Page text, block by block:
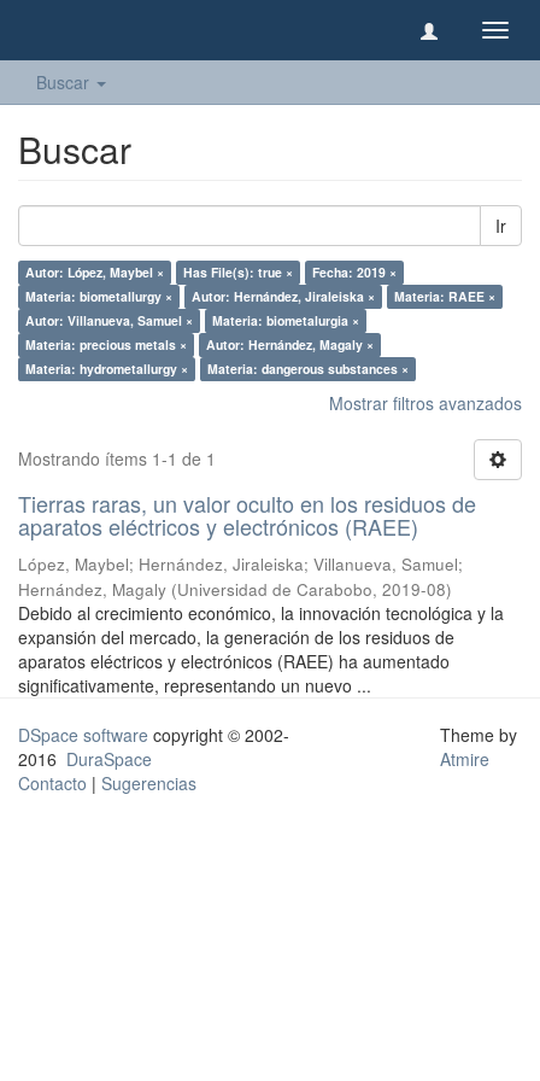
Buscar
Buscar
Ir
Autor: López, Maybel × Has File(s): true ×
Fecha: 2019 ×
Materia: biometallurgy ×
Autor: Hernández, Jiraleiska ×
Materia: RAEE ×
Autor: Villanueva, Samuel ×
Materia: biometalurgia ×
Materia: precious metals ×
Autor: Hernández, Magaly ×
Materia: hydrometallurgy ×
Materia: dangerous substances ×
Mostrar filtros avanzados
Mostrando ítems 1-1 de 1
Tierras raras, un valor oculto en los residuos de
aparatos eléctricos y electrónicos (RAEE)
López, Maybel; Hernández, Jiraleiska; Villanueva, Samuel;
Hernández, Magaly (Universidad de Carabobo, 2019-08)
Debido al crecimiento económico, la innovación tecnológica y la
expansión del mercado, la generación de los residuos de
aparatos eléctricos y electrónicos (RAEE) ha aumentado
significativamente, representando un nuevo ...
DSpace software copyright © 2002-
2016 DuraSpace
Contacto | Sugerencias
Theme by
Atmire